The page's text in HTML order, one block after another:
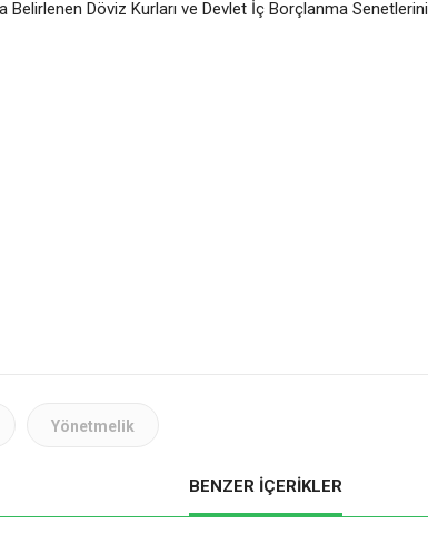
Belirlenen Döviz Kurları ve Devlet İç Borçlanma
Yönetmelik
BENZER İÇERİKLER